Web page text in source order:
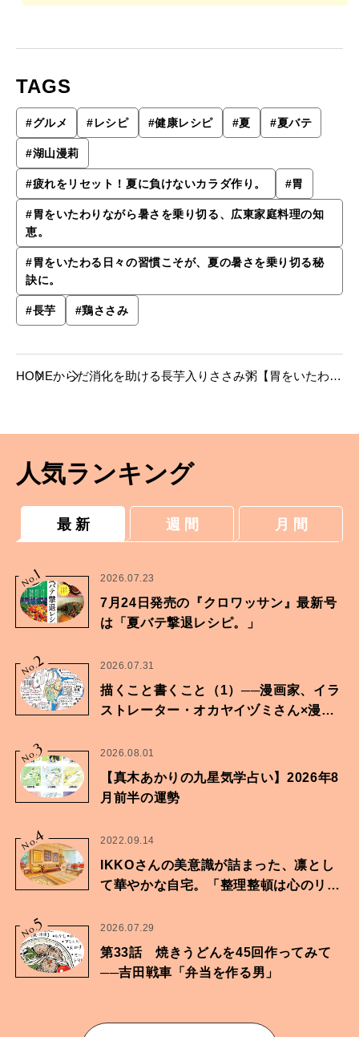
TAGS
#グルメ #レシピ #健康レシピ #夏 #夏バテ
#湖山漫莉
#疲れをリセット！夏に負けないカラダ作り。 #胃
#胃をいたわりながら暑さを乗り切る、広東家庭料理の知
恵。
#胃をいたわる日々の習慣こそが、夏の暑さを乗り切る秘
訣に。
#長芋 #鶏ささみ
HOMEからだ消化を助ける長芋入りささみ粥【胃をいたわる
人気ランキング
最 新 週 間 月 間
No.
1 2026.07.23
7月24日発売の『クロワッサン』最新号
は「夏バテ撃退レシピ。」
No.2 2026.07.31
描くこと書くこと（1）──漫画家、イラ
ストレーター・オカヤイヅミさん×漫画
No.3 2026.08.01
【真木あかりの九星気学占い】2026年8
月前半の運勢
No.
4 2022.09.14
IKKOさんの美意識が詰まった、凛とし
て華やかな自宅。「整理整頓は心のリズ
No.5 2026.07.29
第33話 焼きうどんを45回作ってみて
──吉田戦車「弁当を作る男」